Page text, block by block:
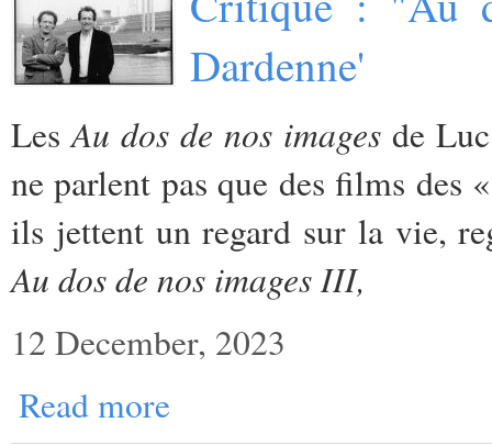
Dardenne'
LesAu dos de nos images de
ne parlent pas que des films des
ils jettent un regard sur la vie,
Au dos de nos images III,
12 December, 2023
Read more